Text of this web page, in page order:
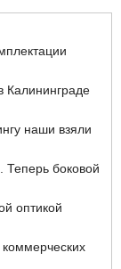
Калининграде
наши взяли
Теперь боковой
оптикой